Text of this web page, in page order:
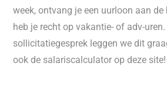
week, ontvang je een uurloon aan de
heb je recht op vakantie- of adv-
sollicitatiegesprek leggen we dit
ook de salariscalculator op deze site!